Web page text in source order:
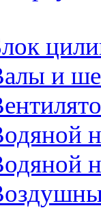
и